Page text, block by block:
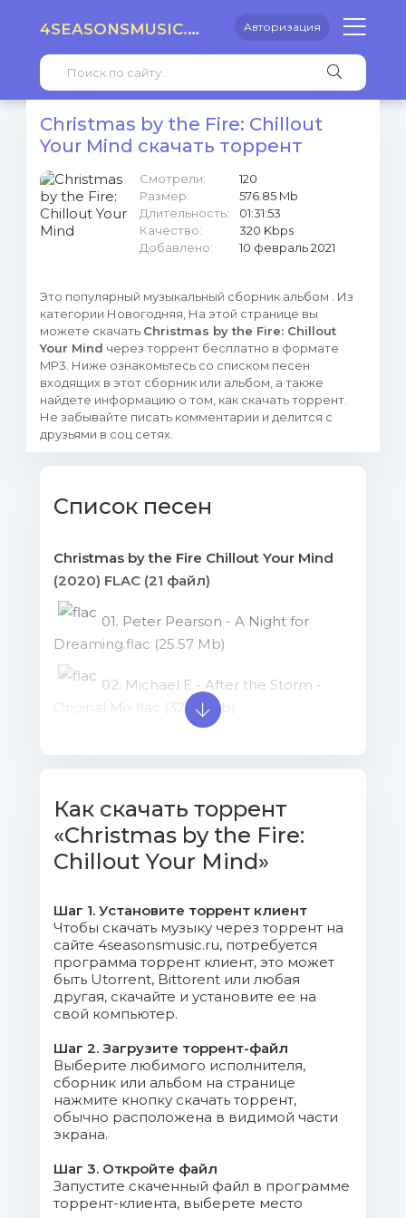
4SEASONSMUSIC.RU Авторизация
Christmas by the Fire: Chillout
Your Mind скачать торрент
Смотрели:
120
Размер:
576.85 Mb
Длительность:
01:31:53
Качество:
320 Kbps
Добавлено:
10 февраль 2021
Это популярный музыкальный сборник альбом . Из
категории Новогодняя, На этой странице вы
можете скачать Christmas by the Fire: Chillout
Your Mind через торрент бесплатно в формате
MP3. Ниже ознакомьтесь со списком песен
входящих в этот сборник или альбом, а также
найдете информацию о том, как скачать торрент.
Не забывайте писать комментарии и делится с
друзьями в соц сетях.
Список песен
Christmas by the Fire Chillout Your Mind
(2020) FLAC (21 файл)
01. Peter Pearson - A Night for
Dreaming.flac (25.57 Mb)
02. Michael E - After the Storm -
Original Mix.flac (32.52 Mb)
04. Peter Pearson - Apres Sun -
Original Mix.flac (20.17 Mb)
05. Marco Moli - A Piano and a
06. Luis Hermandez - A Tu Lado -
Original Mix.flac (23.77 Mb)
07. Clelia Felix - Along the Coast -
Original Mix.flac (21.9 Mb)
08. Francesca Gramegna - All to
Lose.flac (29.05 Mb)
09. Weber & Weber - Bossa Nueva -
10. Pep Llado - Boslamb - Original
Как скачать торрент
«Christmas by the Fire:
Chillout Your Mind»
Шаг 1. Установите торрент клиент
Чтобы скачать музыку через торрент на
сайте 4seasonsmusic.ru, потребуется
программа торрент клиент, это может
быть Utorrent, Bittorent или любая
другая, скачайте и установите ее на
свой компьютер.
Шаг 2. Загрузите торрент-файл
Выберите любимого исполнителя,
сборник или альбом на странице
нажмите кнопку скачать торрент,
обычно расположена в видимой части
экрана.
Шаг 3. Откройте файл
Запустите скаченный файл в программе
торрент-клиента, выберете место